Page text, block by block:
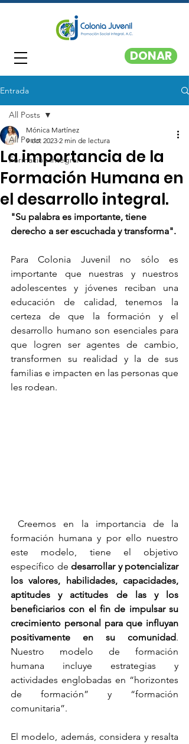
DONAR
Entrada
All Posts
Formación integral
All Posts
La importancia de la
Formación Humana en
el desarrollo integral.
Mónica Martínez
9 oct 2023 2 min de lectura
"Su palabra es importante, tiene
derecho a ser escuchada y transforma".
Para Colonia Juvenil no sólo es
importante que nuestras y nuestros
adolescentes y jóvenes reciban una
educación de calidad, tenemos la
certeza de que la formación y el
desarrollo humano son esenciales para
que logren ser agentes de cambio,
transformen su realidad y la de sus
familias e impacten en las personas que
les rodean.
Creemos en la importancia de la
formación humana y por ello nuestro
este modelo, tiene el objetivo
específico de desarrollar y potencializar
los valores, habilidades, capacidades,
aptitudes y actitudes de las y los
beneficiarios con el fin de impulsar su
crecimiento personal para que influyan
positivamente en su comunidad.
Nuestro modelo de formación
humana incluye estrategias y
actividades englobadas en “horizontes
de formación” y “formación
comunitaria”.
El modelo, además, considera y resalta